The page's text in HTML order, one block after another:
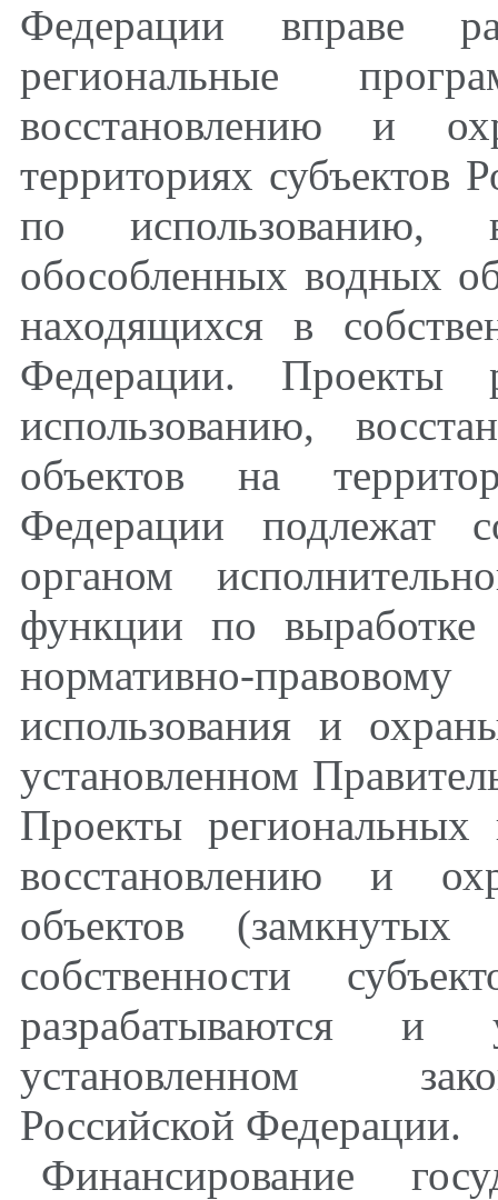
Федерации вправе
региональные
восстановлению и
территориях субъектов
по использованию,
обособленных водных
находящихся в
Федерации. Проекты
использованию,
объектов на
Федерации подлежат
органом
функции по выработке
нормативно-
использования и
установленном
Проекты
восстановлению и
объектов
собственности
разрабатываются и
установленном
Российской Федерации.
Финансирование